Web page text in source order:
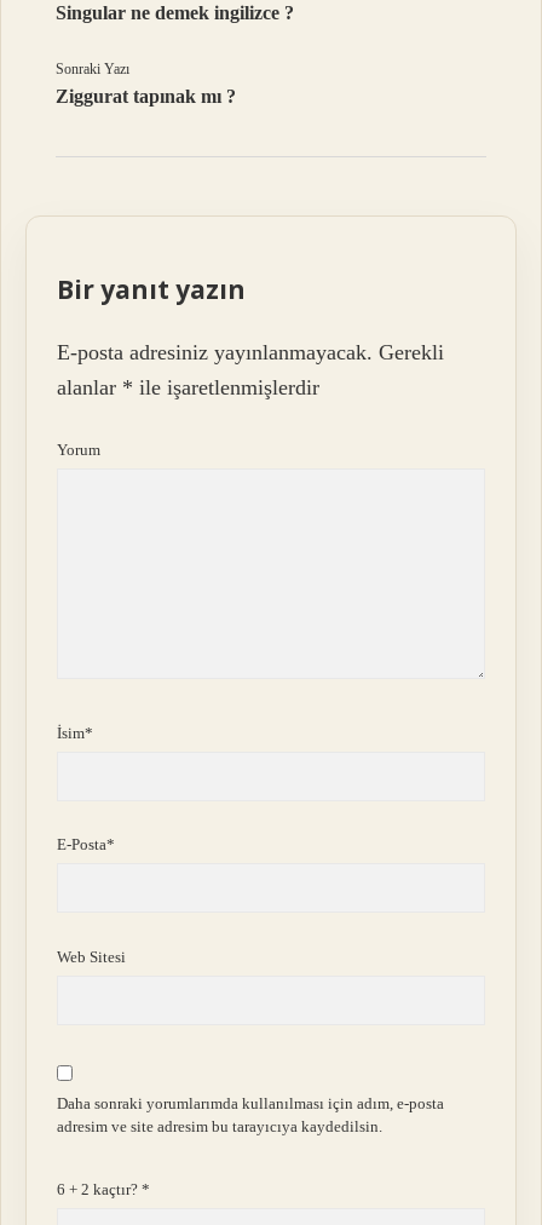
Singular ne demek ingilizce ?
Sonraki Yazı
Ziggurat tapınak mı ?
Bir yanıt yazın
E-posta adresiniz yayınlanmayacak. Gerekli
alanlar * ile işaretlenmişlerdir
Yorum
İsim*
E-Posta*
Web Sitesi
Daha sonraki yorumlarımda kullanılması için adım, e-posta
adresim ve site adresim bu tarayıcıya kaydedilsin.
6 + 2 kaçtır?*